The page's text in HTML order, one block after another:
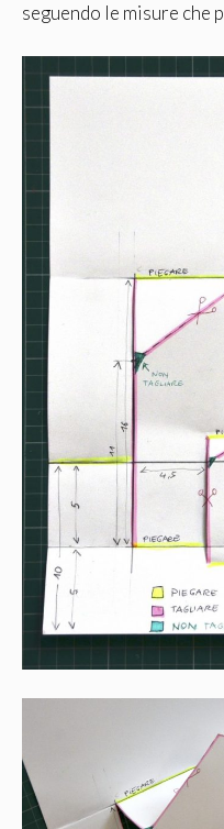
seguendo le misure che